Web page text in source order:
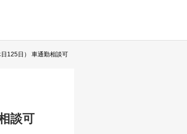
125日） 車通勤相談可
談可